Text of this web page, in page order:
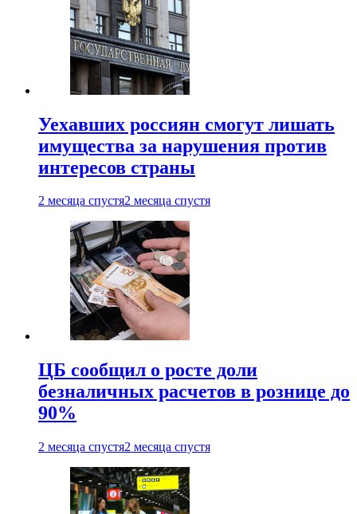
Уехавших россиян смогут лишать
имущества за нарушения против
интересов страны
2 месяца спустя2 месяца спустя
ЦБ сообщил о росте доли
безналичных расчетов в рознице до
90%
2 месяца спустя2 месяца спустя